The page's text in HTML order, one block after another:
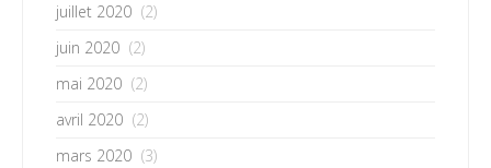
juillet 2020 (2)
juin 2020 (2)
mai 2020 (2)
avril 2020 (2)
mars 2020 (3)